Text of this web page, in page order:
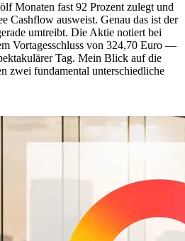
Monaten fast 92 Prozent zulegt und
Cashflow ausweist. Genau das ist der
umtreibt. Die Aktie notiert bei
Vortagesschluss von 324,70 Euro —
Tag. Mein Blick auf die
zwei fundamental unterschiedliche